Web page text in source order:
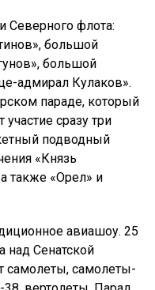
Северного флота:
большой
большой
адмирал Кулаков».
параде, который
сразу три
подводный
«Князь
также «Орел» и
авиашоу. 25
над Сенатской
самолеты, самолеты-